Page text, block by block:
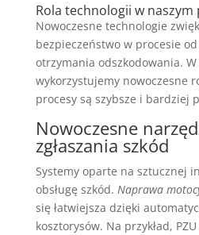
Rola technologii w naszym
Nowoczesne technologie
bezpieczeństwo w procesie
otrzymania odszkodowania. W
wykorzystujemy nowoczesne
procesy są szybsze i bardziej
Nowoczesne
zgłaszania szkód
Systemy oparte na sztucznej
obsługę szkód. Naprawa
się łatwiejsza dzięki
kosztorysów. Na przykład,